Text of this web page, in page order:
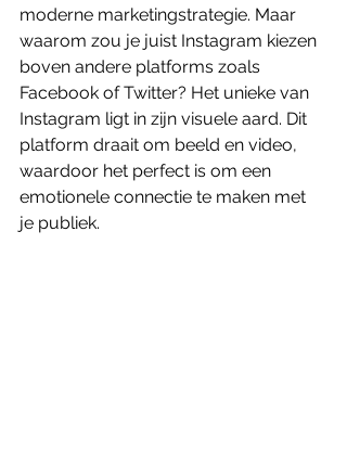
moderne marketingstrategie. Maar
waarom zou je juist Instagram kiezen
boven andere platforms zoals
Facebook of Twitter? Het unieke van
Instagram ligt in zijn visuele aard. Dit
platform draait om beeld en video,
waardoor het perfect is om een
emotionele connectie te maken met
je publiek.